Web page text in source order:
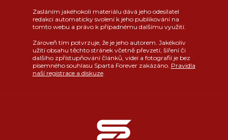
Zasláním jakéhokoli materiálu dává jeho odesílatel
redakci automaticky svolení k jeho publikování na
tomto webu a právo k případnému dalšímu využití.
Zároveň tím potvrzuje, že je jeho autorem. Jakékoliv
užití obsahu těchto stránek včetně převzetí, šíření či
dalšího zpřístupňování článků, videí a fotografií je bez
písemného souhlasu Sparta Forever zakázáno. Pravidla
naší registrace a diskuze.